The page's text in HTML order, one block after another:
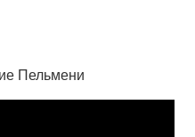
Пельмени